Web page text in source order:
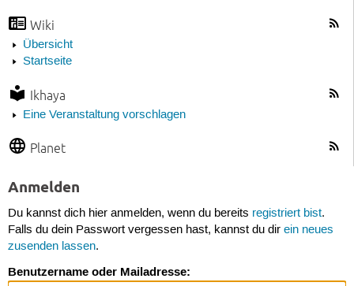
Wiki
Übersicht
Startseite
Ikhaya
Eine Veranstaltung vorschlagen
Planet
Anmelden
Du kannst dich hier anmelden, wenn du bereits registriert bist.
Falls du dein Passwort vergessen hast, kannst du dir ein neues
zusenden lassen.
Benutzername oder Mailadresse: